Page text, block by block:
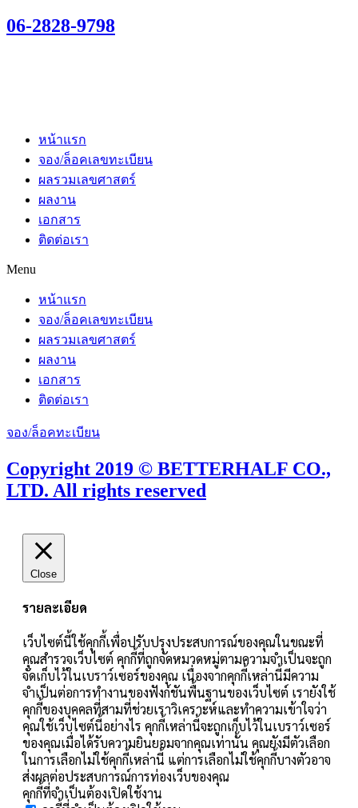
06-2828-9798
หน้าแรก
จอง/ล็อคเลขทะเบียน
ผลรวมเลขศาสตร์
ผลงาน
เอกสาร
ติดต่อเรา
Menu
หน้าแรก
จอง/ล็อคเลขทะเบียน
ผลรวมเลขศาสตร์
ผลงาน
เอกสาร
ติดต่อเรา
จอง/ล็อคทะเบียน
Copyright 2019 © BETTERHALF CO.,
LTD. All rights reserved
Close
รายละเอียด
เว็บไซต์นี้ใช้คุกกี้เพื่อปรับปรุงประสบการณ์ของคุณในขณะที่
คุณสำรวจเว็บไซต์ คุกกี้ที่ถูกจัดหมวดหมู่ตามความจำเป็นจะถูก
จัดเก็บไว้ในเบราว์เซอร์ของคุณ เนื่องจากคุกกี้เหล่านี้มีความ
จำเป็นต่อการทำงานของฟังก์ชันพื้นฐานของเว็บไซต์ เรายังใช้
คุกกี้ของบุคคลที่สามที่ช่วยเราวิเคราะห์และทำความเข้าใจว่า
คุณใช้เว็บไซต์นี้อย่างไร คุกกี้เหล่านี้จะถูกเก็บไว้ในเบราว์เซอร์
ของคุณเมื่อได้รับความยินยอมจากคุณเท่านั้น คุณยังมีตัวเลือก
ในการเลือกไม่ใช้คุกกี้เหล่านี้ แต่การเลือกไม่ใช้คุกกี้บางตัวอาจ
ส่งผลต่อประสบการณ์การท่องเว็บของคุณ
คุกกี้ที่จำเป็นต้องเปิดใช้งาน